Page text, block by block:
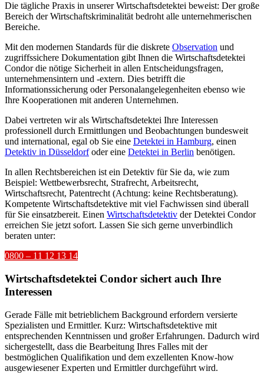
Die tägliche Praxis in unserer Wirtschaftsdetektei beweist: Der große
Bereich der Wirtschaftskriminalität bedroht alle unternehmerischen
Bereiche.
Mit den modernen Standards für die diskrete Observation und
zugriffssichere Dokumentation gibt Ihnen die Wirtschaftsdetektei
Condor die nötige Sicherheit in allen Entscheidungsfragen,
unternehmensintern und -extern. Dies betrifft die
Informationssicherung oder Personalangelegenheiten ebenso wie
Ihre Kooperationen mit anderen Unternehmen.
Dabei vertreten wir als Wirtschaftsdetektei Ihre Interessen
professionell durch Ermittlungen und Beobachtungen bundesweit
und international, egal ob Sie eine Detektei in Hamburg, einen
Detektiv in Düsseldorfoder eine Detektei in Berlin benötigen.
In allen Rechtsbereichen ist ein Detektiv für Sie da, wie zum
Beispiel: Wettbewerbsrecht, Strafrecht, Arbeitsrecht,
Wirtschaftsrecht, Patentrecht (Achtung: keine Rechtsberatung).
Kompetente Wirtschaftsdetektive mit viel Fachwissen sind überall
für Sie einsatzbereit. Einen Wirtschaftsdetektiv der Detektei Condor
erreichen Sie jetzt sofort. Lassen Sie sich gerne unverbindlich
beraten unter:
0800 – 11 12 13 14
Wirtschaftsdetektei Condor sichert auch Ihre
Interessen
Gerade Fälle mit betrieblichem Background erfordern versierte
Spezialisten und Ermittler. Kurz: Wirtschaftsdetektive mit
entsprechenden Kenntnissen und großer Erfahrungen. Dadurch wird
sichergestellt, dass die Bearbeitung Ihres Falles mit der
bestmöglichen Qualifikation und dem exzellenten Know-how
ausgewiesener Experten und Ermittler durchgeführt wird.